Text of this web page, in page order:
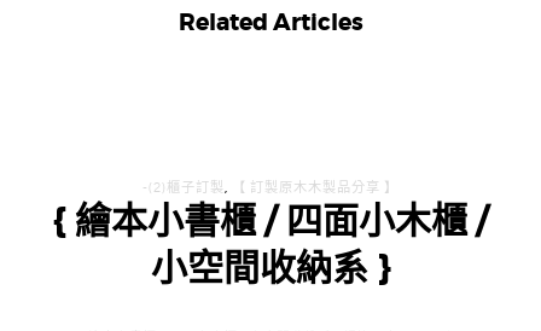
Related Articles
-(2)櫃子訂製, 【 訂製原木木製品分享 】
{ 繪本小書櫃 / 四面小木櫃 /
小空間收納系 }